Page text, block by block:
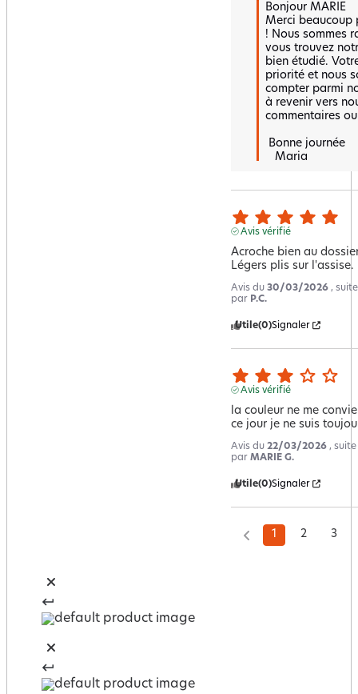
Bonjour MARIE
Merci beaucoup
! Nous sommes
vous trouvez
bien étudié.
priorité et nous
compter parmi
à revenir vers
commentaires
   Maria
Avis vérifié
Acroche bien au
Légers plis sur l'assise.
Avis du 30/03/2026 ,
par P.C.
Utile(0)Signaler
Avis vérifié
la couleur ne me
ce jour je ne suis
Avis du 22/03/2026 ,
par MARIE G.
Utile(0)Signaler
1 2 3